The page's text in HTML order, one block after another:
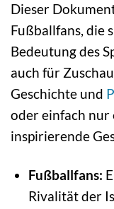
Dieser
Fußballfans, die
Bedeutung des
auch für
Geschichte und
oder einfach nur
inspirierende
Fußballfans:
Rivalität der